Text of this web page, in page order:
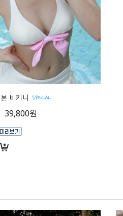
비키니
39,800원